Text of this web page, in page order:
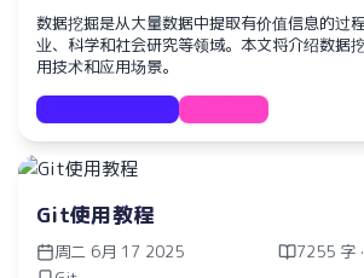
数据挖掘是从大量数据中提取有价值信息的过
业、科学和社会研究等领域。本文将介绍数据
用技术和应用场景。
Git使用教程
周二 6月 17 2025
7255 字